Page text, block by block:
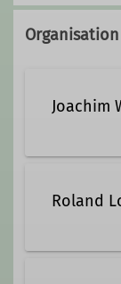
Organisation
Joachim
Roland